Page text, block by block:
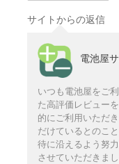
サイトからの返信
電池屋
いつも電池屋をご
た高評価レビュー
的にご利用いただ
だけているとのこ
待に沿えるよう努
させていただきま